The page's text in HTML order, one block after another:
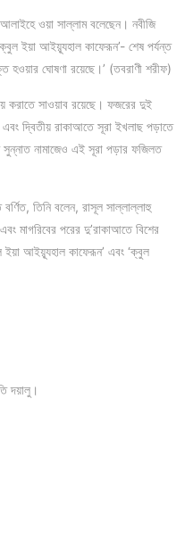
ওয়া সাল্লাম বলেছেন। নবীজি
ইয়া আইয়্যূহাল কাফেরূন’- শেষ পর্যন্ত
হওয়ার ঘোষণা রয়েছে।’ (তবরাণী শরীফ)
করাতে সাওয়াব রয়েছে। ফজরের দুই
এবং দ্বিতীয় রাকাআতে সূরা ইখলাছ পড়াতে
নামাজেও এই সূরা পড়ার ফজিলত
তিনি বলেন, রাসূল সাল্লাল্লাহু
মাগরিবের পরের দু’রাকাআতে বিশের
ইয়া আইয়্যূহাল কাফেরূন’ এবং ‘ক্বুল
দয়ালু।